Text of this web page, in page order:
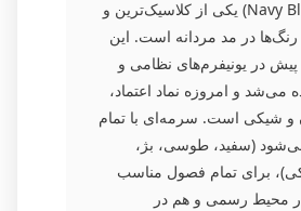
سرمه‌ای (Navy Blue) یکی از کلاسیک‌ترین و
رنگ‌ها در مد مردانه است. این
پیش در یونیفرم‌های نظامی و
می‌شد و امروزه نماد اعتماد،
و شیکی است. سرمه‌ای با تمام
(سفید، طوسی، بژ،
برای تمام فصول مناسب
محیط رسمی و هم در